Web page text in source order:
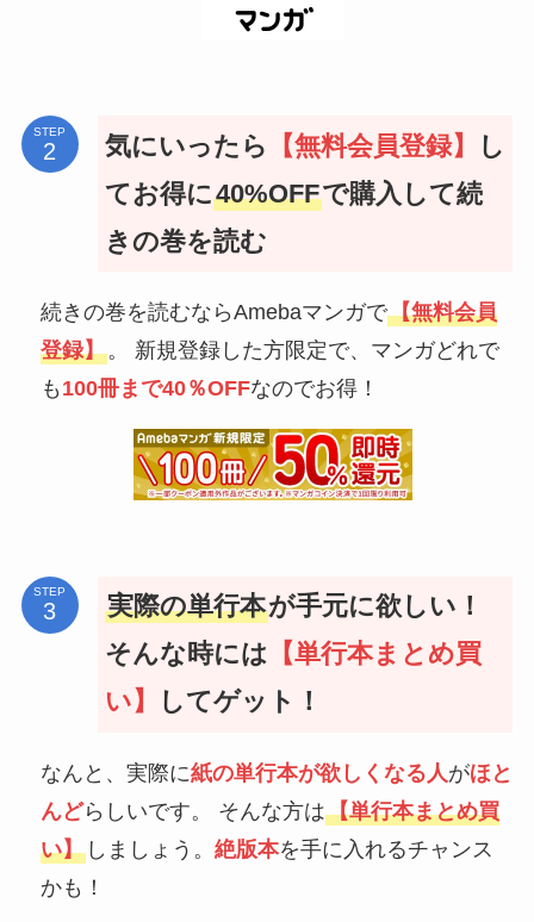
STEP 気にいったら 【無料会員登録】
し
てお得に40%OFFで購入して続
きの巻を読む
続きの巻を読むならAmebaマンガで【無料会員
登録】。 新規登録した方限定で、マンガどれで
も 100冊まで40％OFFなのでお得！
STEP 実際の単行本が手元に欲しい！
そんな時には 【単行本まとめ買
い】
してゲット！
なんと、実際に紙の単行本が欲しくなる人 がほと
んどらしいです。 そんな方は【単行本まとめ買
い】しましょう。 絶版本を手に入れるチャンス
かも！